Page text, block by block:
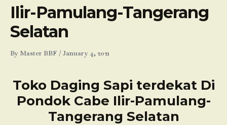
Ilir-Pamulang-Tangerang
Selatan
By Master BBF /January 4, 2021
Toko Daging Sapi terdekat Di
Pondok Cabe Ilir-Pamulang-
Tangerang Selatan